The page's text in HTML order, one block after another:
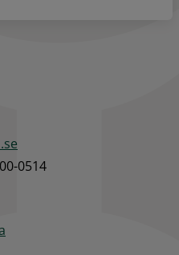
0514